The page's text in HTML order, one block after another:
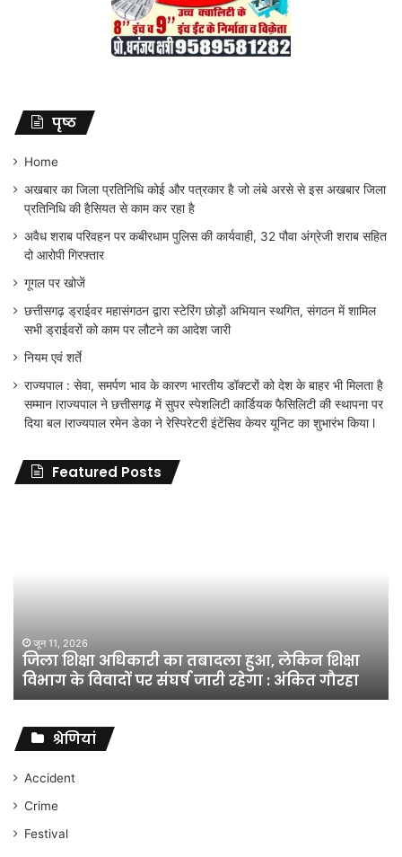
पृष्ठ
Home
अखबार का जिला प्रतिनिधि कोई और पत्रकार है जो लंबे अरसे से इस अखबार जिला
प्रतिनिधि की हैसियत से काम कर रहा है
अवैध शराब परिवहन पर कबीरधाम पुलिस की कार्यवाही, 32 पौवा अंग्रेजी शराब सहित
दो आरोपी गिरफ्तार
गूगल पर खोजें
छत्तीसगढ़ ड्राईवर महासंगठन द्वारा स्टेरिंग छोड़ों अभियान स्थगित, संगठन में शामिल
सभी ड्राईवरों को काम पर लौटने का आदेश जारी
नियम एवं शर्ते
राज्यपाल : सेवा, समर्पण भाव के कारण भारतीय डॉक्टरों को देश के बाहर भी मिलता है
सम्मान lराज्यपाल ने छत्तीसगढ़ में सुपर स्पेशलिटी कार्डियक फैसिलिटी की स्थापना पर
दिया बल lराज्यपाल रमेन डेका ने रेस्पिरेटरी इंटेंसिव केयर यूनिट का शुभारंभ किया l
Featured Posts
शिक्षा
विभाग
विवादों
संघर्ष
जारी
रहेगा
अंकित
गौरहा
जून 11, 2026
जिला शिक्षा अधिकारी का तबादला हुआ, लेकिन शिक्षा
विभाग के विवादों पर संघर्ष जारी रहेगा : अंकित गौरहा
श्रेणियां
Accident
Crime
Festival